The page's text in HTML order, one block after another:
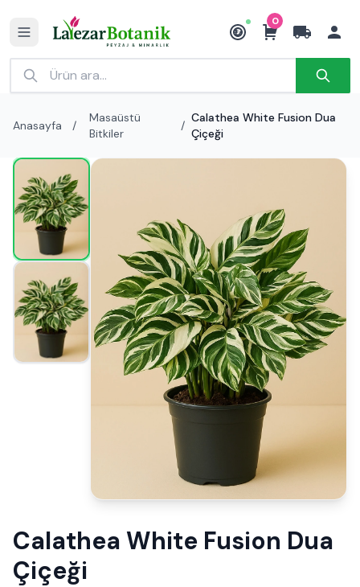
₺
0
Anasayfa /
Masaüstü
Bitkiler
/
Calathea White Fusion Dua
Çiçeği
Calathea White Fusion Dua
Çiçeği